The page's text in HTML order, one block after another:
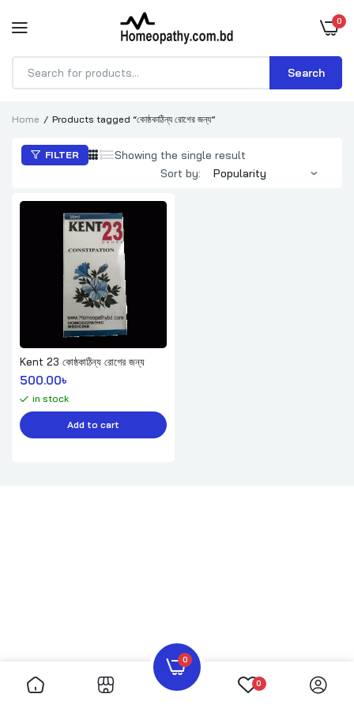
0
Products
Search
0
0
Home Products tagged “কোষ্ঠকাঠিন্য রোগের জন্য”
FILTER
Showing the single result
Sort by:
Kent 23 কোষ্ঠকাঠিন্য রোগের জন্য
500.00৳
in stock
Add to cart